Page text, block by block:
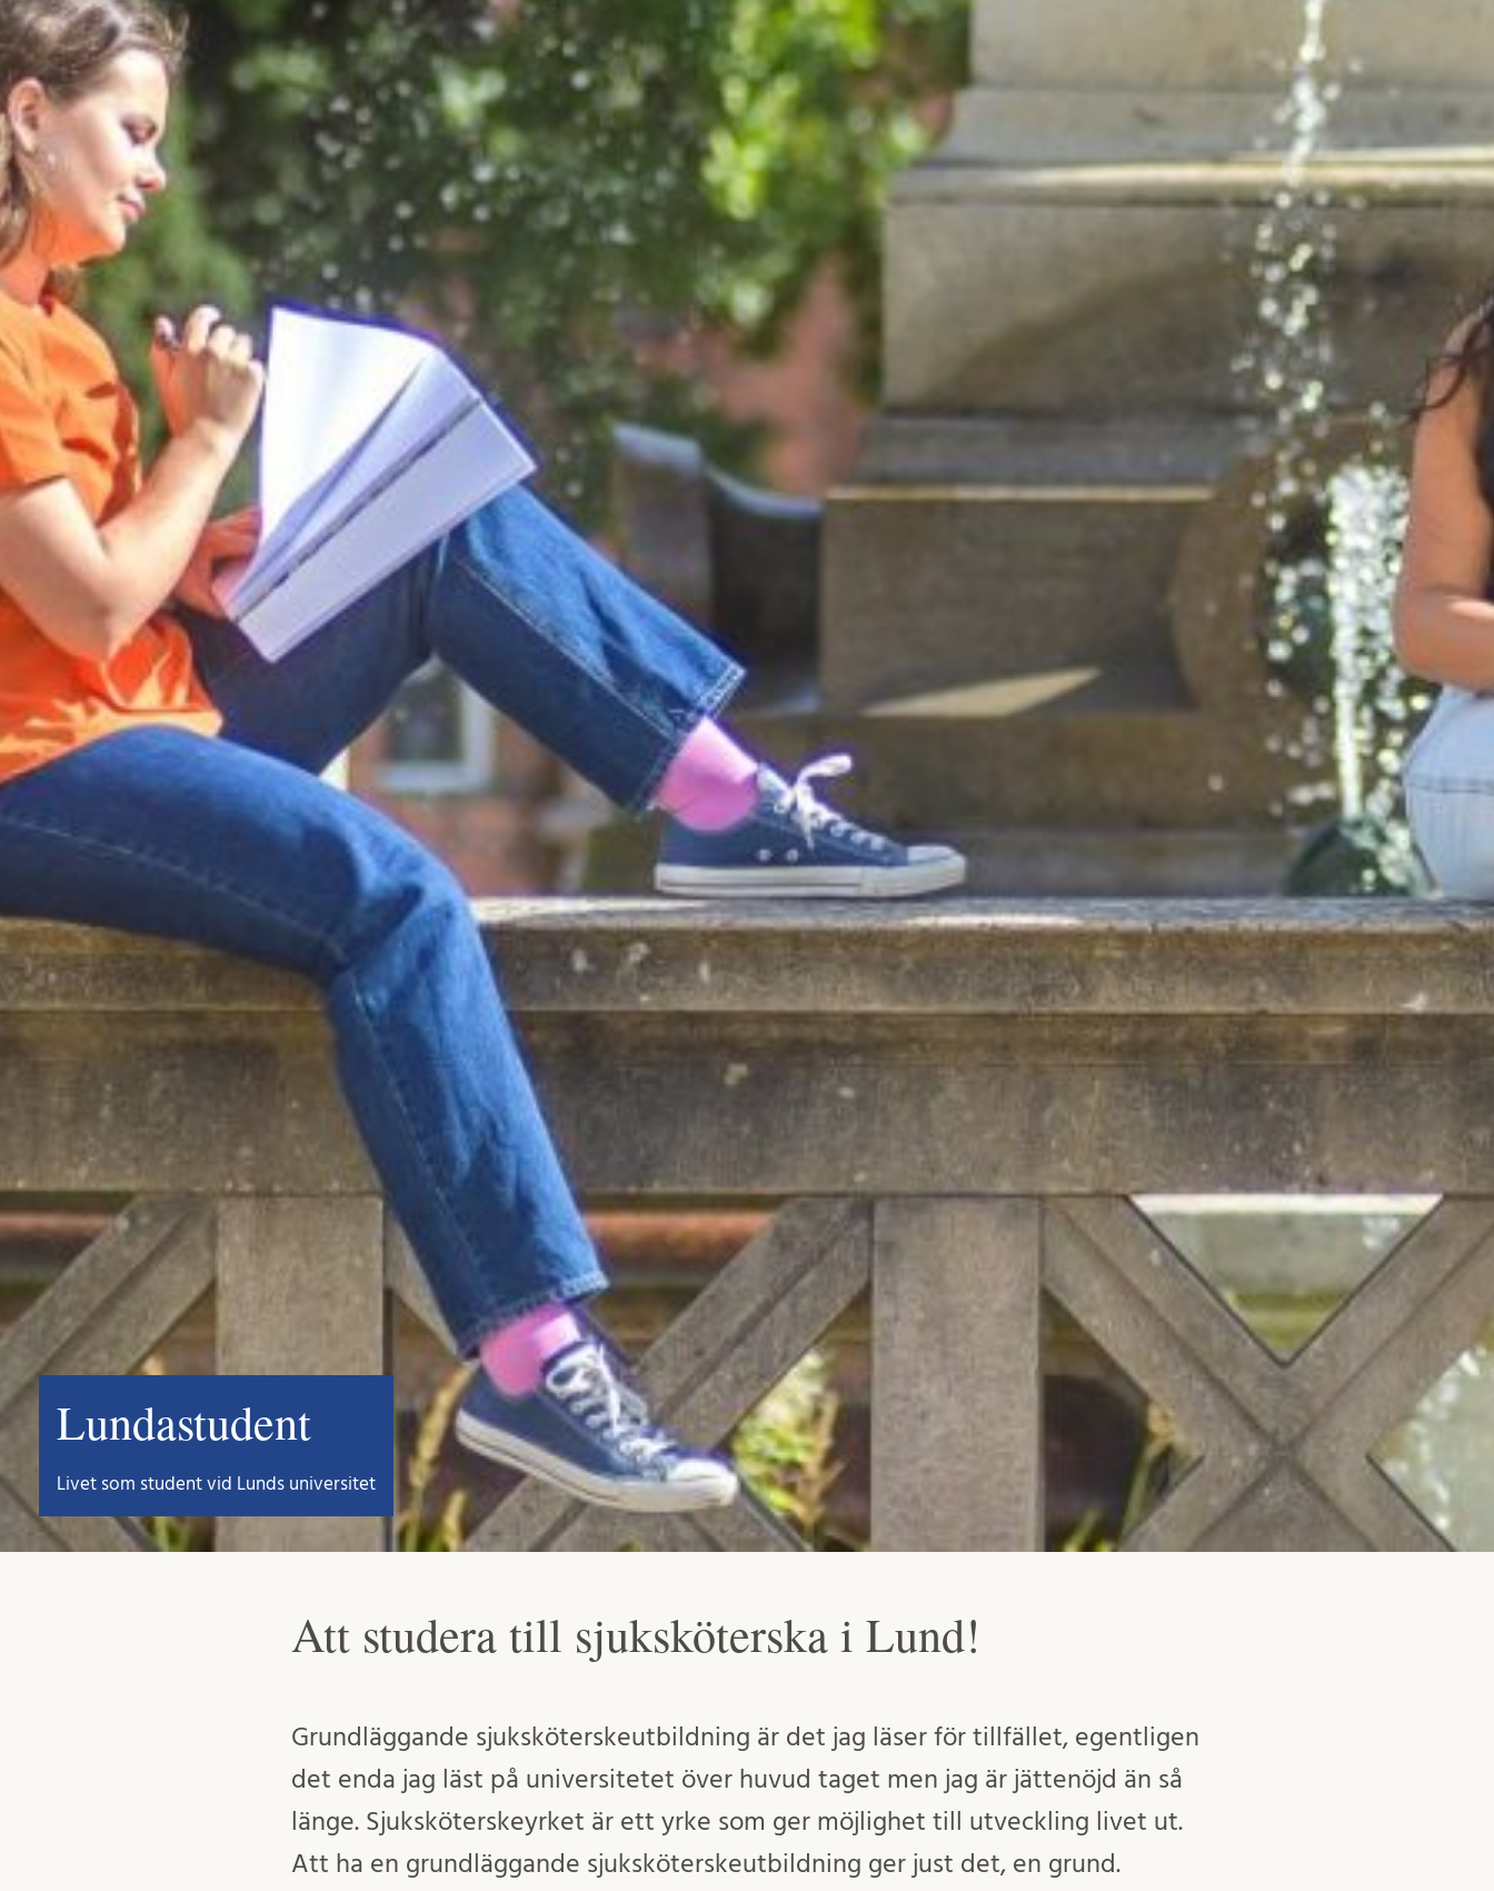
Lundastudent
Livet som student vid Lunds universitet
Att studera till sjuksköterska i Lund!
Grundläggande sjuksköterskeutbildning är det jag läser för tillfället, egentligen
det enda jag läst på universitetet över huvud taget men jag är jättenöjd än så
länge. Sjuksköterskeyrket är ett yrke som ger möjlighet till utveckling livet ut.
Att ha en grundläggande sjuksköterskeutbildning ger just det, en grund.